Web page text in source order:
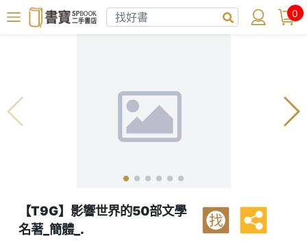
0
【T9G】影響世界的50部文學
名著_簡體_.
找